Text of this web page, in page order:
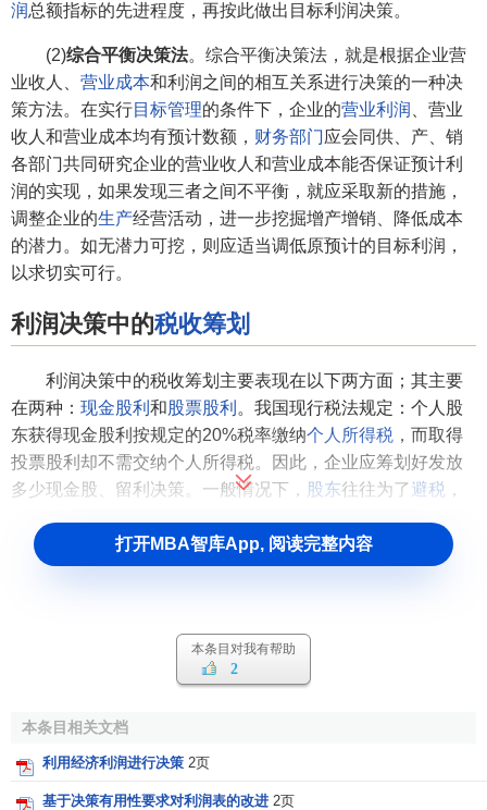
润总额指标的先进程度，再按此做出目标利润决策。
(2)综合平衡决策法。综合平衡决策法，就是根据企业营
业收人、 营业成本和利润之间的相互关系进行决策的一种决
策方法。在实行目标管理的条件下，企业的营业利润
、营业
收人和营业成本均有预计数额， 财务部门应会同供、产、销
各部门共同研究企业的营业收人和营业成本能否保证预计利
润的实现，如果发现三者之间不平衡，就应采取新的措施，
调整企业的生产经营活动，进一步挖掘增产增销、降低成本
的潜力。如无潜力可挖，则应适当调低原预计的目标利润，
以求切实可行。
利润决策中的税收筹划
利润决策中的税收筹划主要表现在以下两方面；其主要
在两种： 现金股利 和股票股利 。我国现行税法规定：个人股
东获得现金股利按规定的20%税率缴纳个人所得税 ，而取得
投票股利却不需交纳个人所得税。因此，企业应筹划好发放
多少现金股、留利决策。一般情况下， 股东往往为了 避税 ，
企业留利超过一定比例时也须纳税。目前我们国家尚无此规
打开MBA智库App, 阅读完整内容
本条目对我有帮助
2
本条目相关文档
利用经济利润进行决策 2页
基于决策有用性要求对利润表的改进 2页